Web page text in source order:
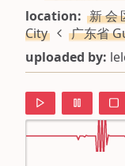
location:新会
City
广东省
uploaded by: